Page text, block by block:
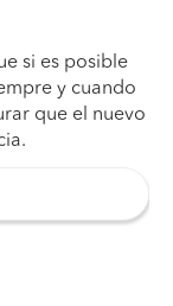
si es posible
y cuando
que el nuevo